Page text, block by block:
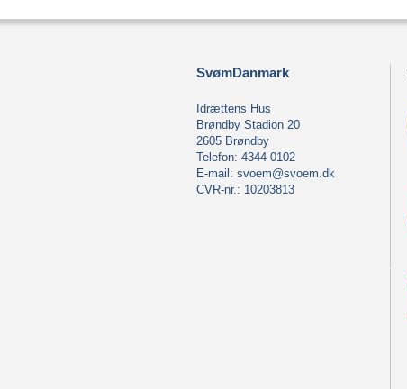
SvømDanmark
Idrættens Hus
Brøndby Stadion 20
2605 Brøndby
Telefon: 4344 0102
E-mail: svoem@svoem.dk
CVR-nr.: 10203813